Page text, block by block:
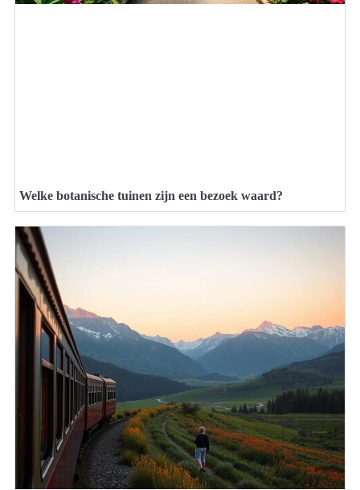
Welke botanische tuinen zijn een bezoek waard?